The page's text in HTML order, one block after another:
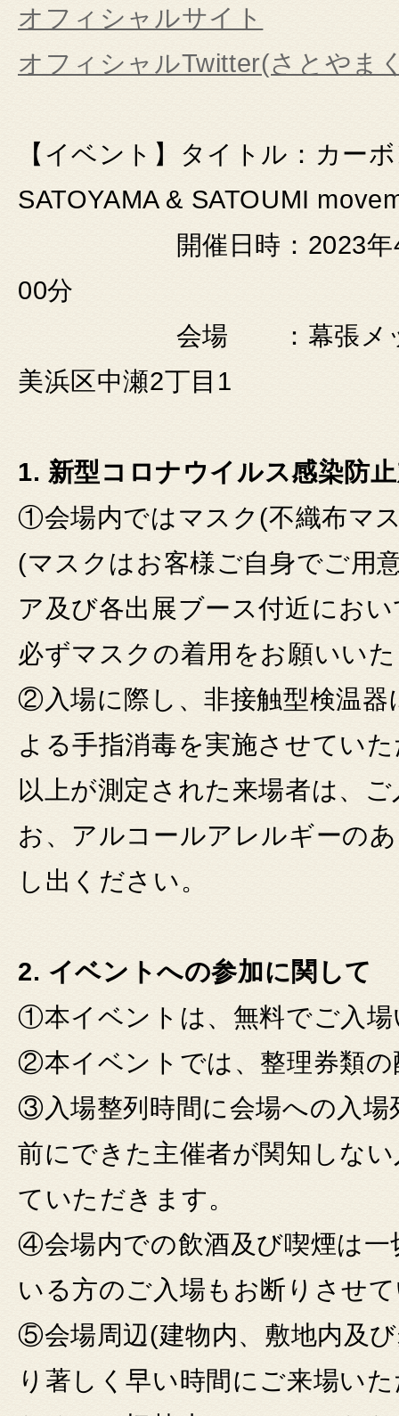
オフィシャルサイト
オフィシャルTwitter(さとやま
【イベント】タイトル：カー
SATOYAMA & SATOUMI
開催日時：2023年4月1
00分
会場 ：幕張メッセ 国
美浜区中瀬2丁目1
1. 新型コロナウイルス感染防
①会場内ではマスク(不織布マ
(マスクはお客様ご自身でご用
ア及び各出展ブース付近にお
必ずマスクの着用をお願いい
②入場に際し、非接触型検温
よる手指消毒を実施させてい
以上が測定された来場者は、
お、アルコールアレルギーの
し出ください。
2. イベントへの参加に関して
①本イベントは、無料でご入
②本イベントでは、整理券類
③入場整列時間に会場への入
前にできた主催者が関知しな
ていただきます。
④会場内での飲酒及び喫煙は
いる方のご入場もお断りさせ
⑤会場周辺(建物内、敷地内及
り著しく早い時間にご来場い